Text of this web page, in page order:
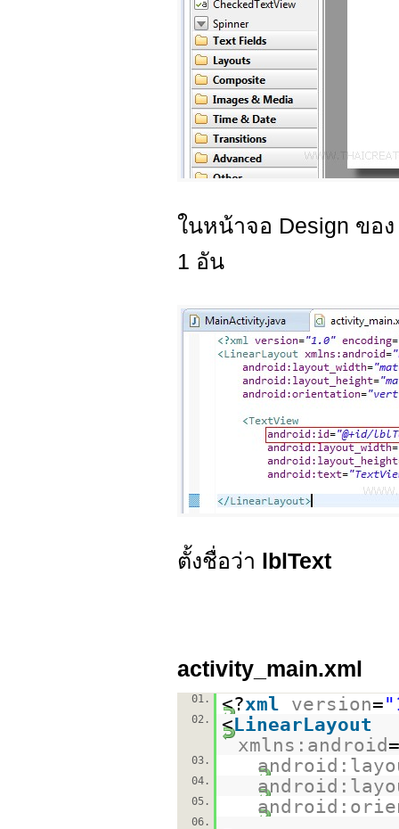
ในหน้าจอ Design ขอ
1 อัน
ตั้งชื่อว่า lblText
activity_main.xml
01. <?xml version=
02. <LinearLayout
xmlns:android=
03.
04.
05.
06.